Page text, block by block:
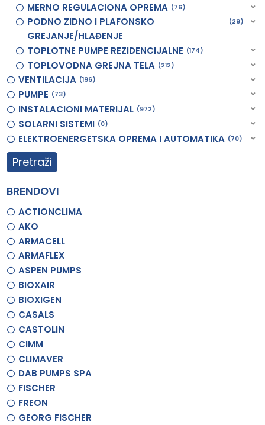
MERNO REGULACIONA OPREMA 76
PODNO ZIDNO I PLAFONSKO
GREJANJE/HLAĐENJE
29
TOPLOTNE PUMPE REZIDENCIJALNE 174
TOPLOVODNA GREJNA TELA 212
VENTILACIJA 196
PUMPE 73
INSTALACIONI MATERIJAL 972
SOLARNI SISTEMI 0
ELEKTROENERGETSKA OPREMA I AUTOMATIKA 70
Pretraži
BRENDOVI
ACTIONCLIMA
AKO
ARMACELL
ARMAFLEX
ASPEN PUMPS
BIOXAIR
BIOXIGEN
CASALS
CASTOLIN
CIMM
CLIMAVER
DAB PUMPS SPA
FISCHER
FREON
GEORG FISCHER